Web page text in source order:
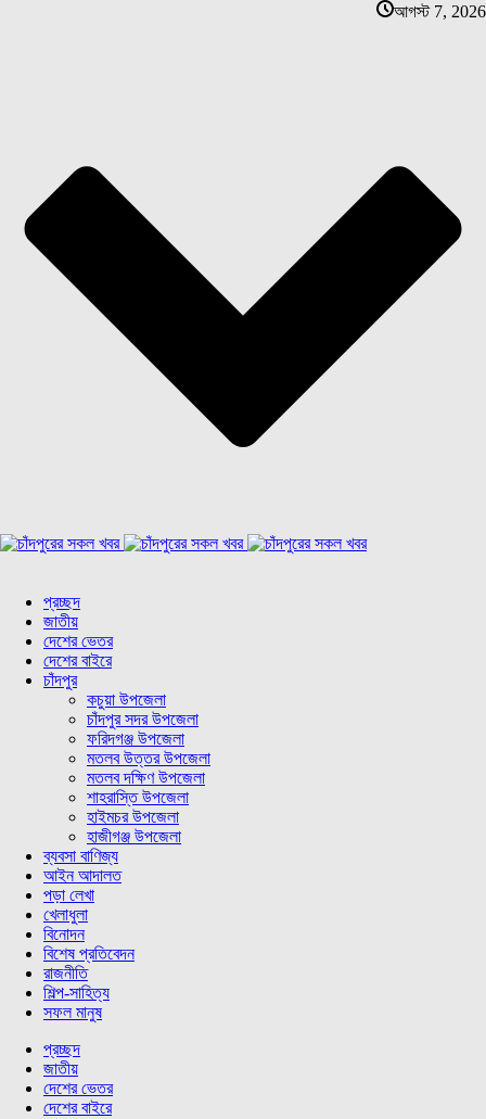
আগস্ট 7, 2026
প্রচ্ছদ
জাতীয়
দেশের ভেতর
দেশের বাইরে
চাঁদপুর
কচুয়া উপজেলা
চাঁদপুর সদর উপজেলা
ফরিদগঞ্জ উপজেলা
মতলব উত্তর উপজেলা
মতলব দক্ষিণ উপজেলা
শাহরাস্তি উপজেলা
হাইমচর উপজেলা
হাজীগঞ্জ উপজেলা
ব্যবসা বাণিজ্য
আইন আদালত
পড়া লেখা
খেলাধুলা
বিনোদন
বিশেষ প্রতিবেদন
রাজনীতি
শিল্প-সাহিত্য
সফল মানুষ
প্রচ্ছদ
জাতীয়
দেশের ভেতর
দেশের বাইরে